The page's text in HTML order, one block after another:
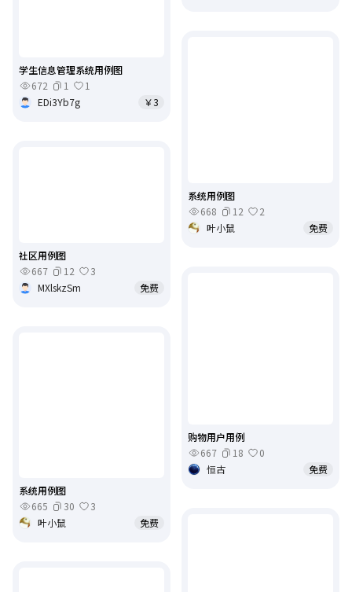
学生信息管理系统用例图
672
1
1
EDi3Yb7g
￥3
系统用例图
668
12
2
叶小鼠
免费
社区用例图
667
12
3
MXlskzSm
免费
购物用户用例
667
18
0
恒古
免费
系统用例图
665
30
3
叶小鼠
免费